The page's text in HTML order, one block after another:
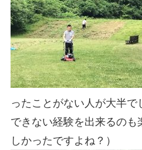
ったことがない人が大半
できない経験を出来るのも
しかったですよね？）